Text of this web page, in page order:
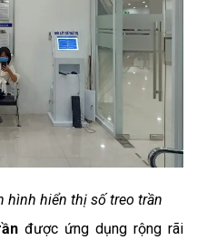
hình hiển thị số treo trần
được ứng dụng rộng rãi